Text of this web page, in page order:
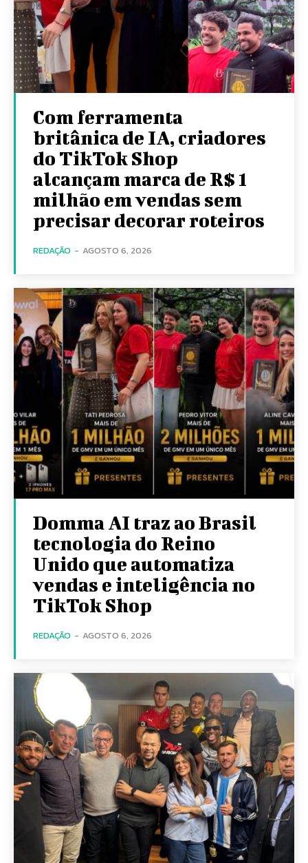
Com ferramenta
britânica de IA, criadores
do TikTok Shop
alcançam marca de R$ 1
milhão em vendas sem
precisar decorar roteiros
REDAÇÃO - AGOSTO 6, 2026
Domma AI traz ao Brasil
tecnologia do Reino
Unido que automatiza
vendas e inteligência no
TikTok Shop
REDAÇÃO - AGOSTO 6, 2026